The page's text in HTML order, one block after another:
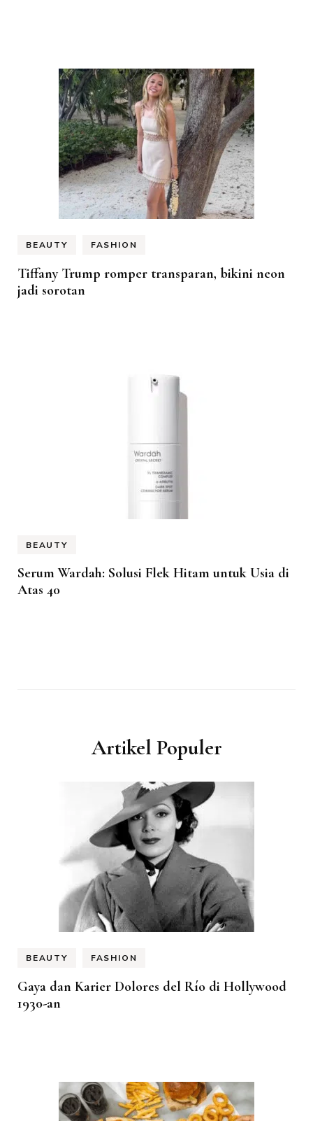
BEAUTY FASHION
Tiffany Trump romper transparan, bikini neon
jadi sorotan
BEAUTY
Serum Wardah: Solusi Flek Hitam untuk Usia di
Atas 40
Artikel Populer
BEAUTY FASHION
Gaya dan Karier Dolores del Río di Hollywood
1930-an